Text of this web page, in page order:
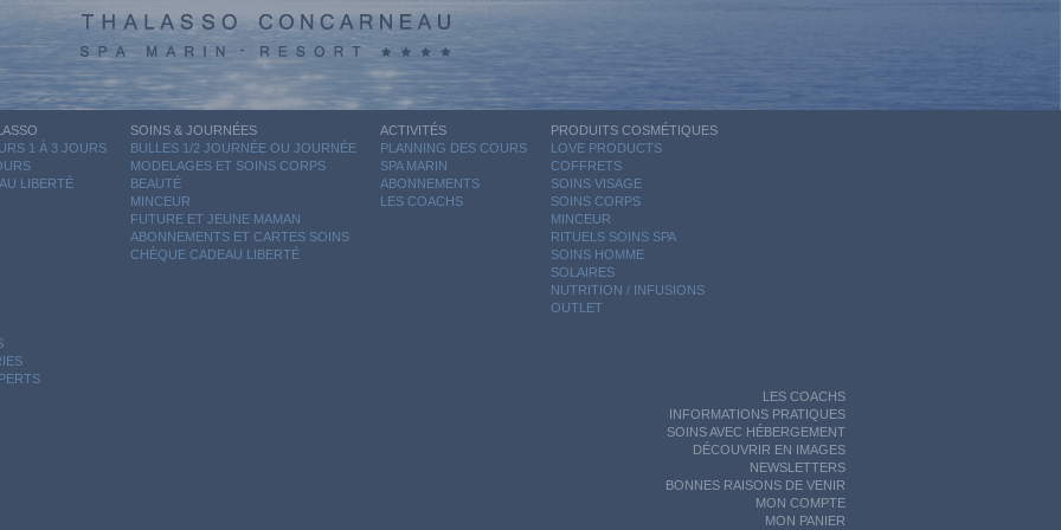
1 À 3 JOURS
LIBERTÉ
SOINS & JOURNÉES
BULLES 1/2 JOURNÉE OU JOURNÉE
MODELAGES ET SOINS CORPS
BEAUTÉ
MINCEUR
FUTURE ET JEUNE MAMAN
ABONNEMENTS ET CARTES SOINS
CHÈQUE CADEAU LIBERTÉ
ACTIVITÉS
PLANNING DES COURS
SPA MARIN
ABONNEMENTS
LES COACHS
PRODUITS COSMÉTIQUES
LOVE PRODUCTS
COFFRETS
SOINS VISAGE
SOINS CORPS
MINCEUR
RITUELS SOINS SPA
SOINS HOMME
SOLAIRES
NUTRITION / INFUSIONS
OUTLET
LES COACHS
INFORMATIONS PRATIQUES
SOINS AVEC HÉBERGEMENT
DÉCOUVRIR EN IMAGES
NEWSLETTERS
BONNES RAISONS DE VENIR
MON COMPTE
MON PANIER